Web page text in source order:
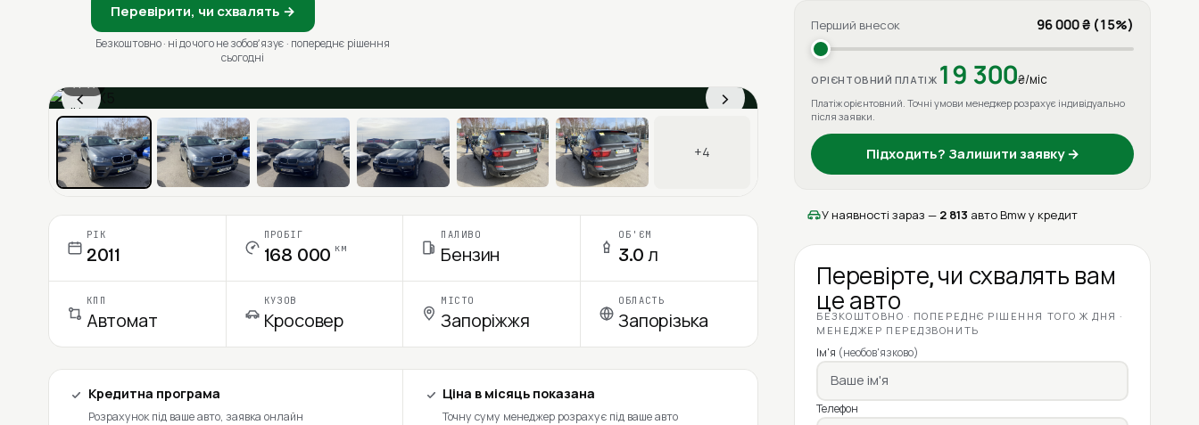
Перевірити, чи схвалять →
Безкоштовно · ні до чого не зобовʼязує · попереднє рішення
сьогодні
‹ ›
1 / 11
Ціна в місяць
+4
РІК
2011
ПРОБІГ
168 000 км
ПАЛИВО
Бензин
ОБ'ЄМ
3.0 л
КПП
Автомат
КУЗОВ
Кросовер
МІСТО
Запоріжжя
ОБЛАСТЬ
Запорізька
Кредитна програма
Розрахунок під ваше авто, заявка онлайн
Ціна в місяць показана
Точну суму менеджер розрахує під ваше авто
Перший внесок 96 000 ₴ (15%)
ОРІЄНТОВНИЙ ПЛАТІЖ 19 300₴/міс
Платіж орієнтовний. Точні умови менеджер розрахує індивідуально
після заявки.
Підходить? Залишити заявку →
У наявності зараз — 2 813 авто Bmw у кредит
Перевірте, чи схвалять вам
це авто
БЕЗКОШТОВНО · ПОПЕРЕДНЄ РІШЕННЯ ТОГО Ж ДНЯ ·
МЕНЕДЖЕР ПЕРЕДЗВОНИТЬ
Ім'я (необов'язково)
Телефон